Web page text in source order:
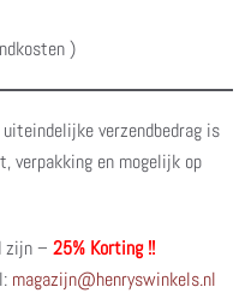
)
verzendbedrag is
verpakking en mogelijk op
zijn – 25% Korting !!
magazijn@henryswinkels.nl